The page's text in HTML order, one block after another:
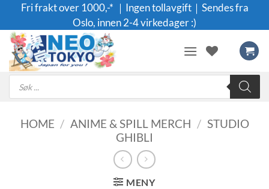
content
Fri frakt over 1000,-* ｜Ingen tollavgift｜Sendes fra
Oslo, innen 2-4 virkedager :)
Products
search
HOME / ANIME & SPILL MERCH / STUDIO
GHIBLI
MENY